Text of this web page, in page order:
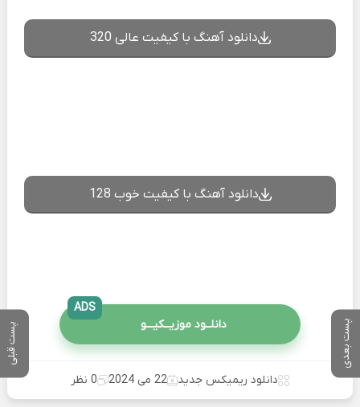
پست بعدی پست قبلی
دانلود آهنگ با کیفیت عالی 320
دانلود آهنگ با کیفیت خوب 128
دانلــود موزیــکیـــو
ADS
دانلود ریمیکس جدید 22 می 2024 0 نظر